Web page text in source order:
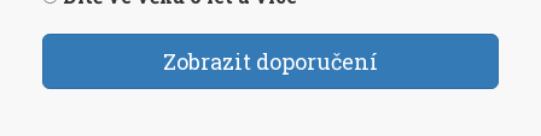
Zobrazit doporučení